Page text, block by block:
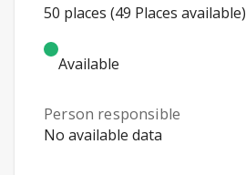
50 places (49 Places available)
Available
Person responsible
No available data